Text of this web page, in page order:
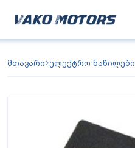
მთავარი ელექტრო ნაწილები